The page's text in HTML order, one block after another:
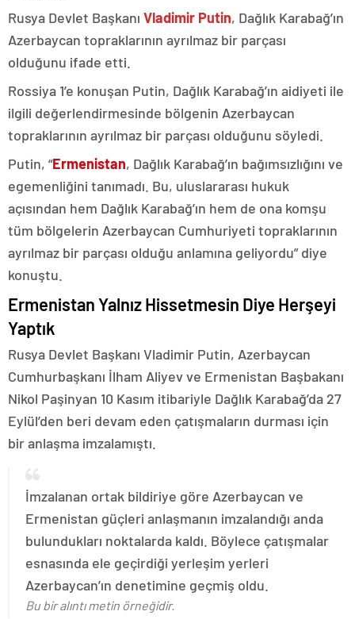
Rusya Devlet Başkanı Vladimir Putin, Dağlık Karabağ’ın
Azerbaycan topraklarının ayrılmaz bir parçası
olduğunu ifade etti.
Rossiya 1’e konuşan Putin, Dağlık Karabağ’ın aidiyeti ile
ilgili değerlendirmesinde bölgenin Azerbaycan
topraklarının ayrılmaz bir parçası olduğunu söyledi.
Putin, “Ermenistan, Dağlık Karabağ’ın bağımsızlığını ve
egemenliğini tanımadı. Bu, uluslararası hukuk
açısından hem Dağlık Karabağ’ın hem de ona komşu
tüm bölgelerin Azerbaycan Cumhuriyeti topraklarının
ayrılmaz bir parçası olduğu anlamına geliyordu” diye
konuştu.
Ermenistan Yalnız Hissetmesin Diye Herşeyi
Yaptık
Rusya Devlet Başkanı Vladimir Putin, Azerbaycan
Cumhurbaşkanı İlham Aliyev ve Ermenistan Başbakanı
Nikol Paşinyan 10 Kasım itibariyle Dağlık Karabağ’da 27
Eylül’den beri devam eden çatışmaların durması için
bir anlaşma imzalamıştı.
İmzalanan ortak bildiriye göre Azerbaycan ve
Ermenistan güçleri anlaşmanın imzalandığı anda
bulundukları noktalarda kaldı. Böylece çatışmalar
esnasında ele geçirdiği yerleşim yerleri
Azerbaycan’ın denetimine geçmiş oldu.
Bu bir alıntı metin örneğidir.